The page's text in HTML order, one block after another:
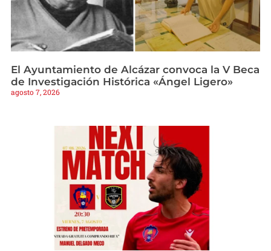
El Ayuntamiento de Alcázar convoca la V Beca
de Investigación Histórica «Ángel Ligero»
agosto 7, 2026